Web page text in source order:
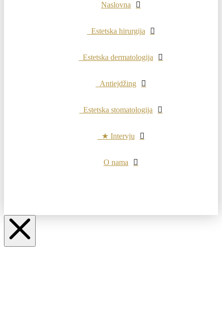
Naslovna
Estetska hirurgija
Estetska dermatologija
Antiejdžing
Estetska stomatologija
★ Intervju
O nama